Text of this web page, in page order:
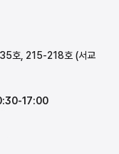
호, 215-218호 (서교
17:00